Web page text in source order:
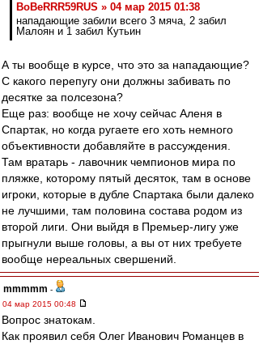
BoBeRRR59RUS » 04 мар 2015 01:38
нападающие забили всего 3 мяча, 2 забил
Малоян и 1 забил Кутьин
А ты вообще в курсе, что это за нападающие?
С какого перепугу они должны забивать по
десятке за полсезона?
Еще раз: вообще не хочу сейчас Аленя в
Спартак, но когда ругаете его хоть немного
объективности добавляйте в рассуждения.
Там вратарь - лавочник чемпионов мира по
пляжке, которому пятый десяток, там в основе
игроки, которые в дубле Спартака были далеко
не лучшими, там половина состава родом из
второй лиги. Они выйдя в Премьер-лигу уже
прыгнули выше головы, а вы от них требуете
вообще нереальных свершений.
mmmmm -
04 мар 2015 00:48
Вопрос знатокам.
Как проявил себя Олег Иванович Романцев в